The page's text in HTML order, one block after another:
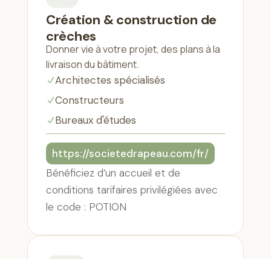
Création & construction de
crèches
Donner vie à votre projet, des plans à la
livraison du bâtiment.
NArchitectes spécialisés
NConstructeurs
N Bureaux d'études
https://societedrapeau.com/fr/
Bénéficiez d’un accueil et de
conditions tarifaires privilégiées avec
le code : POTION